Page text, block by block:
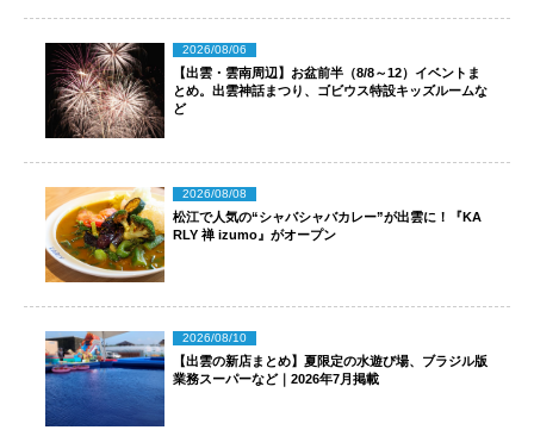
2026/08/06
【出雲・雲南周辺】お盆前半（8/8～12）イベントま
とめ。出雲神話まつり、ゴビウス特設キッズルームな
ど
2026/08/08
松江で人気の“シャバシャバカレー”が出雲に！『KA
RLY 禅 izumo』がオープン
2026/08/10
【出雲の新店まとめ】夏限定の水遊び場、ブラジル版
業務スーパーなど｜2026年7月掲載